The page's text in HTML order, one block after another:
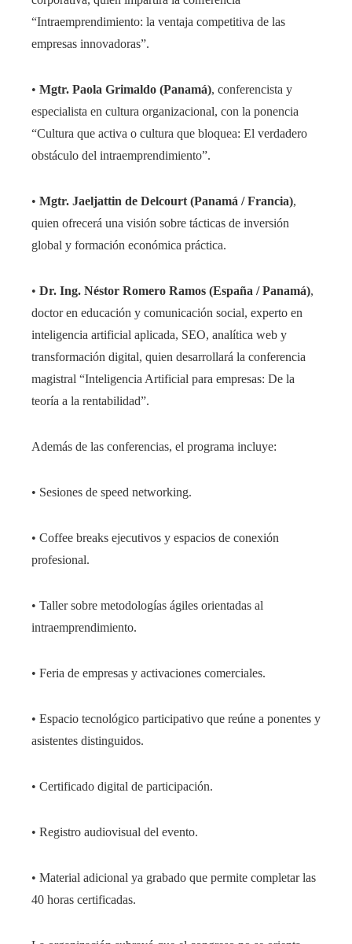
“Intraemprendimiento: la ventaja competitiva de las
empresas innovadoras”.
• Mgtr. Paola Grimaldo (Panamá), conferencista y
especialista en cultura organizacional, con la ponencia
“Cultura que activa o cultura que bloquea: El verdadero
obstáculo del intraemprendimiento”.
• Mgtr. Jaeljattin de Delcourt (Panamá / Francia),
quien ofrecerá una visión sobre tácticas de inversión
global y formación económica práctica.
• Dr. Ing. Néstor Romero Ramos (España / Panamá),
doctor en educación y comunicación social, experto en
inteligencia artificial aplicada, SEO, analítica web y
transformación digital, quien desarrollará la conferencia
magistral “Inteligencia Artificial para empresas: De la
teoría a la rentabilidad”.
Además de las conferencias, el programa incluye:
• Sesiones de speed networking.
• Coffee breaks ejecutivos y espacios de conexión
profesional.
• Taller sobre metodologías ágiles orientadas al
intraemprendimiento.
• Feria de empresas y activaciones comerciales.
• Espacio tecnológico participativo que reúne a ponentes y
asistentes distinguidos.
• Certificado digital de participación.
• Registro audiovisual del evento.
• Material adicional ya grabado que permite completar las
40 horas certificadas.